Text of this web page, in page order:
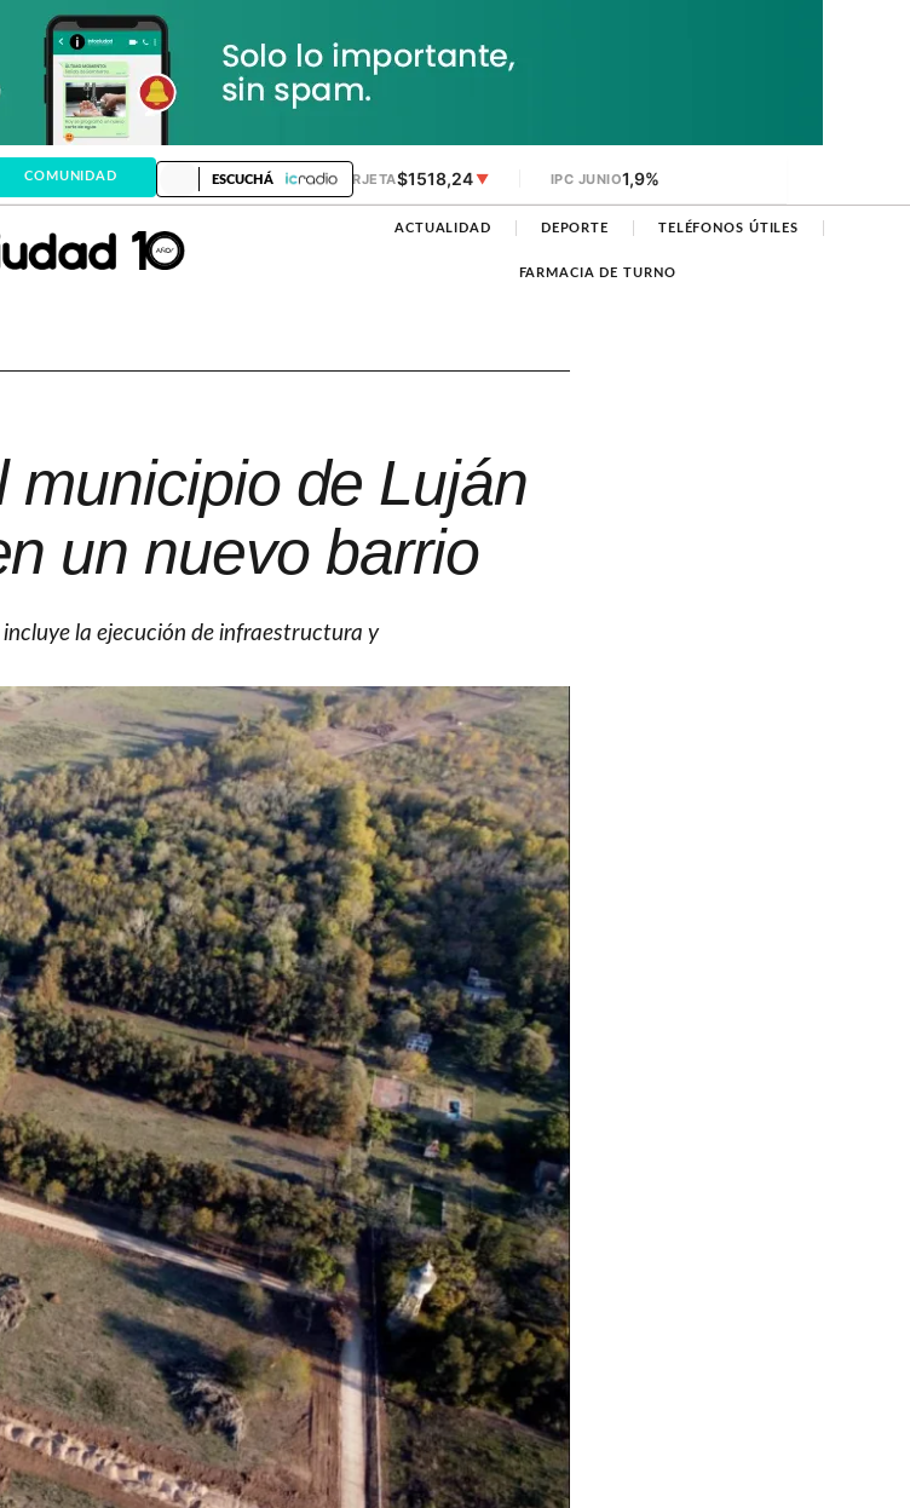
DÓLAR MEP ▼ DÓLAR TARJETA$1518,24▼ IPC JUNIO1,9%
COMUNIDAD ESCUCHÁ
ACTUALIDAD DEPORTE TELÉFONOS ÚTILES
FARMACIA DE TURNO
municipio de Luján
un nuevo barrio
la ejecución de infraestructura y